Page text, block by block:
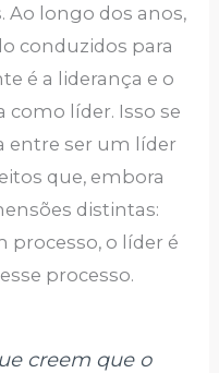
longo dos anos,
conduzidos para
é a liderança e o
líder. Isso se
entre ser um líder
que, embora
distintas:
processo, o líder é
processo.
creem que o